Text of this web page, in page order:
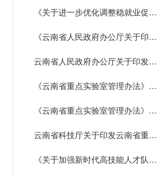
重大建设项目信息公开
征地信息公开
国有土地上房屋征收补偿信息公开
红河州教育信息公开
医疗卫生机构信息公开
科技管理和项目经费信息公开
科技计划管理
《关于进一步优化调整稳就业促发展惠民生20条措施》政策解读
《云南省人民政府办公厅关于印发云南省进一步稳就业促发展惠民生20条措施的通知》政策图解
云南省人民政府办公厅关于印发云南省进一步稳就业促发展惠民生20条措施的通知
《云南省重点实验室管理办法》政策解读（图文）
《云南省重点实验室管理办法》政策解读
云南省科技厅关于印发云南省重点实验室管理办法的通知
《关于加强新时代高技能人才队伍建设的实施意见》政策解读